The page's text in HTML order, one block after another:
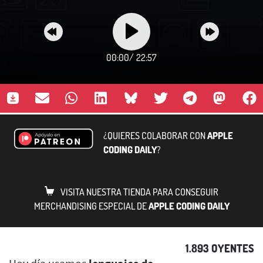
00:00/ 22:57
¿QUIERES COLABORAR CONAPPLE
CODING DAILY?
VISITA NUESTRA TIENDA PARA CONSEGUIR
MERCHANDISING ESPECIAL DEAPPLE CODING DAILY
1.893 OYENTES